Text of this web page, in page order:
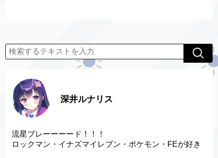
深井ルナリス
流星ブレーーーード！！！
ロックマン・イナズマイレブン・ポケモン・FEが好き